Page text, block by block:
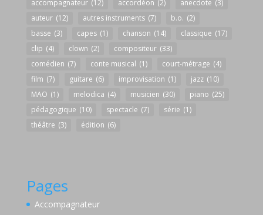
accompagnateur (12) accordéon (2) anecdote (3)
auteur (12) autres instruments (7) b.o. (2)
basse (3) capes (1) chanson (14) classique (17)
clip (4) clown (2) compositeur (33)
comédien (7) conte musical (1) court-métrage (4)
film (7) guitare (6) improvisation (1) jazz (10)
MAO (1) melodica (4) musicien (30) piano (25)
pédagogique (10) spectacle (7) série (1)
théâtre (3) édition (6)
Pages
Accompagnateur